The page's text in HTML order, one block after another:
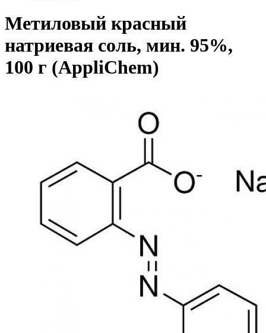
Метиловый красный
натриевая соль, мин. 95%,
100 г (AppliChem)